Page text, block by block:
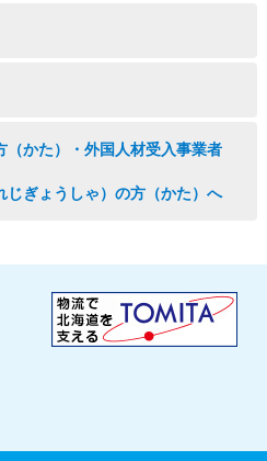
（かた）・外国人材受入事業者
じぎょうしゃ）の方（かた）へ